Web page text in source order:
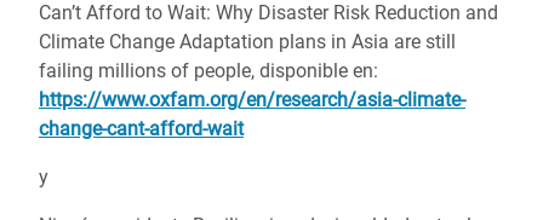
Can’t Afford to Wait: Why Disaster Risk Reduction and
Climate Change Adaptation plans in Asia are still
failing millions of people, disponible en:
https://www.oxfam.org/en/research/asia-climate-
change-cant-afford-wait
y